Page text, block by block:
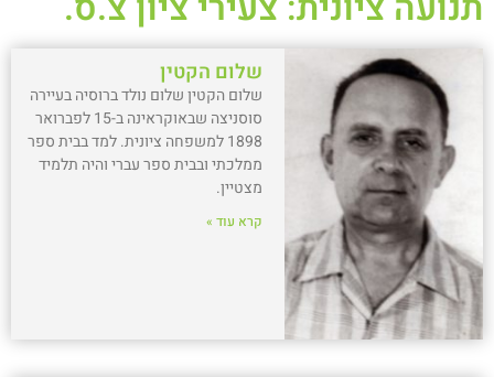
שלום הקטין
שלום הקטין שלום נולד ברוסיה בעיירה
סוסניצה שבאוקראינה ב-15 לפברואר
1898 למשפחה ציונית. למד בבית ספר
ממלכתי ובבית ספר עברי והיה תלמיד
מצטיין.
קרא עוד »